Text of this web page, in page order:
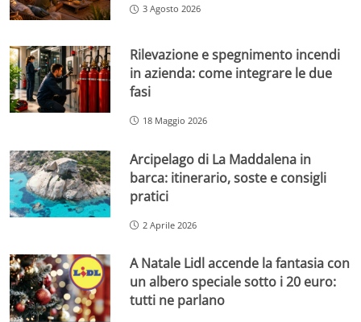
3 Agosto 2026
Rilevazione e spegnimento incendi
in azienda: come integrare le due
fasi
18 Maggio 2026
Arcipelago di La Maddalena in
barca: itinerario, soste e consigli
pratici
2 Aprile 2026
A Natale Lidl accende la fantasia con
un albero speciale sotto i 20 euro:
tutti ne parlano